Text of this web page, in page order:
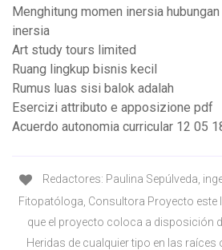
Menghitung momen inersia
inersia
Art study tours limited
Ruang lingkup bisnis kecil
Rumus luas sisi balok adalah
Esercizi attributo e apposizione pdf
Acuerdo autonomia curricular 12 05
Redactores: Paulina Sepúlveda,
Fitopatóloga, Consultora Proyecto este
que el proyecto coloca a disposición
Heridas de cualquier tipo en las raíces